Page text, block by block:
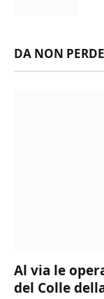
DA NON
Al via le
del Colle